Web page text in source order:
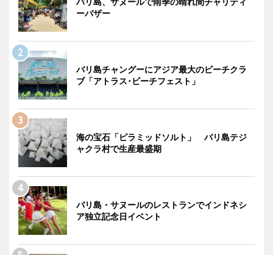
ーバザー
バリ島チャングーにアジア最大のビーチクラ
ブ「アトラス･ビーチフェスト」
海の宝石「ピラミッドソルト」 バリ島テジ
ャクラ村で生産最盛期
バリ島・サヌールのレストランでインドネシ
ア独立記念日イベント